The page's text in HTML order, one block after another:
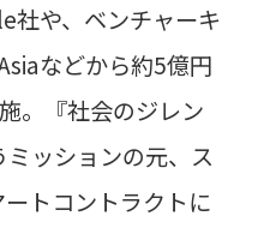
社や、ベンチャーキ
などから約5億円
。『社会のジレン
ッションの元、ス
トコントラクトに